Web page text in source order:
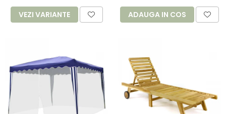
100 buc
VEZI VARIANTE ADAUGA IN COS